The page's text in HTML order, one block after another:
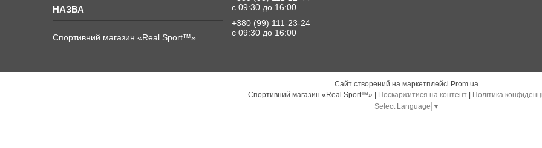
Спортивний магазин «Real Sport™»
с 09:30 до 16:00
+380 (99) 111-23-24
с 09:30 до 16:00
Сайт створений на маркетплейсі Prom.ua
Поскаржитися на контент
Політика
Select Language ▼